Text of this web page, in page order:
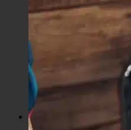
Exakte Übereinstimmung
Cómo llegar
Buscar en extracto